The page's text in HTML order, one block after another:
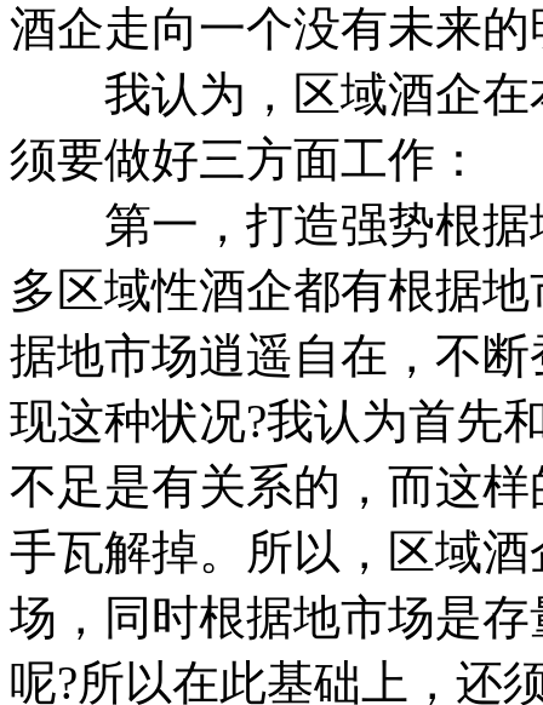
酒企走向一个没有未来的
我认为，区域酒企在
须要做好三方面工作：
第一，打造强势根据
多区域性酒企都有根据
据地市场逍遥自在，不
现这种状况?我认为首先
不足是有关系的，而这
手瓦解掉。所以，区域
场，同时根据地市场是
呢?所以在此基础上，还